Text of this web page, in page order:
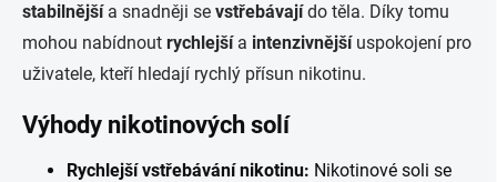
stabilnějšía snadněji se vstřebávajído těla. Díky tomu
mohou nabídnout rychlejšía intenzivnějšíuspokojení pro
uživatele, kteří hledají rychlý přísun nikotinu.
Výhody nikotinových solí
Rychlejší vstřebávání nikotinu: Nikotinové soli se